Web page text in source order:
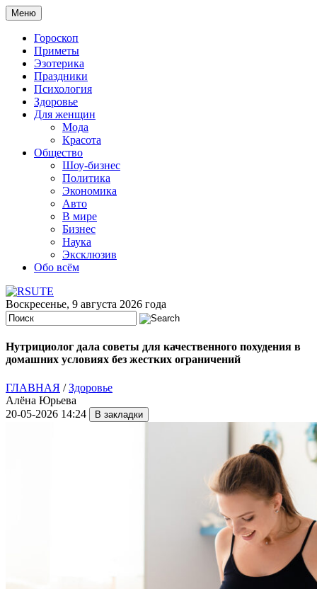
Меню
Гороскоп
Приметы
Эзотерика
Праздники
Психология
Здоровье
Для женщин
Мода
Красота
Общество
Шоу-бизнес
Политика
Экономика
Авто
В мире
Бизнес
Наука
Эксклюзив
Обо всём
Воскресенье, 9 августа 2026 года
Нутрициолог дала советы для качественного похудения в
домашних условиях без жестких ограничений
ГЛАВНАЯ /Здоровье
Алёна Юрьева
20-05-2026 14:24